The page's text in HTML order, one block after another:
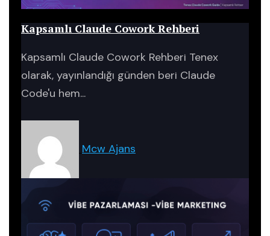
Kapsamlı Claude Cowork Rehberi
Kapsamlı Claude Cowork Rehberi Tenex
olarak, yayınlandığı günden beri Claude
Code'u hem...
Mcw Ajans